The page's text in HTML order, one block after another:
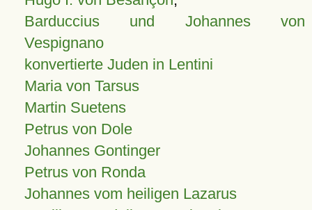
Barduccius und Johannes von
Vespignano
konvertierte Juden in Lentini
Maria von Tarsus
Martin Suetens
Petrus von Dole
Johannes Gontinger
Petrus von Ronda
Johannes vom heiligen Lazarus